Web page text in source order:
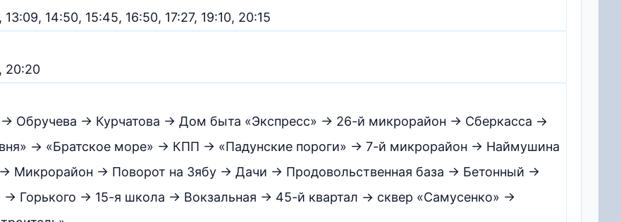
14:50, 15:45, 16:50, 17:27, 19:10, 20:15
20:20
→ Обручева → Курчатова → Дом быта «Экспресс» → 26-й микрорайон → Сберкасса →
→ «Братское море» → КПП → «Падунские пороги» → 7-й микрорайон → Наймушина
Микрорайон → Поворот на Зябу → Дачи → Продовольственная база → Бетонный →
Горького → 15-я школа → Вокзальная → 45-й квартал → сквер «Самусенко» →